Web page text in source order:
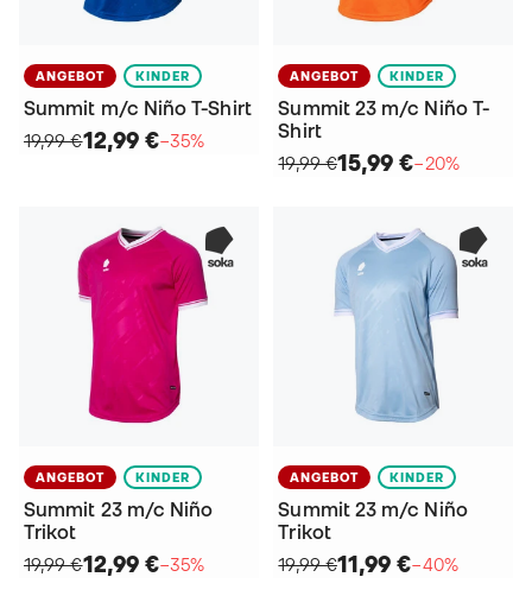
ANGEBOT KINDER
Summit m/c Niño T-Shirt
19,99 €12,99 €−35%
ANGEBOT KINDER
Summit 23 m/c Niño T-
Shirt
19,99 €15,99 €−20%
ANGEBOT KINDER
Summit 23 m/c Niño
Trikot
19,99 €12,99 €−35%
ANGEBOT KINDER
Summit 23 m/c Niño
Trikot
19,99 €11,99 €−40%